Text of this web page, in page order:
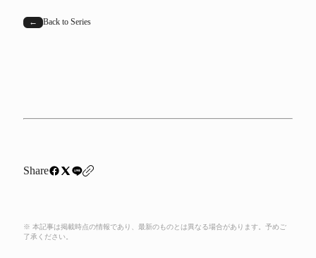
← Back to Series
Share
※ 本記事は掲載時点の情報であり、最新のものとは異なる場合があります。予めご
了承ください。